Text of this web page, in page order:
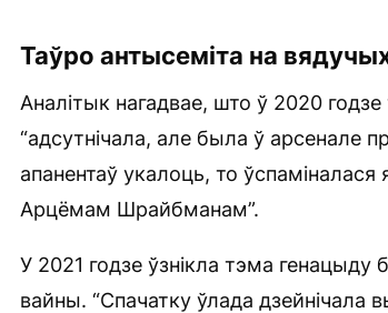
Таўро антысеміта на
Аналітык нагадвае, што ў 2020
“адсутнічала, але была ў арсенале
апанентаў укалоць, то
Арцёмам Шрайбманам”.
У 2021 годзе ўзнікла тэма
вайны. “Спачатку ўлада дзейнічала